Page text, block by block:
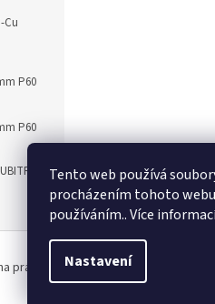
Tento web používá
procházením tohoto
používáním.. Více
Nastavení
Cu
P60
P60
práva vyhrazena.Upravit nastavení